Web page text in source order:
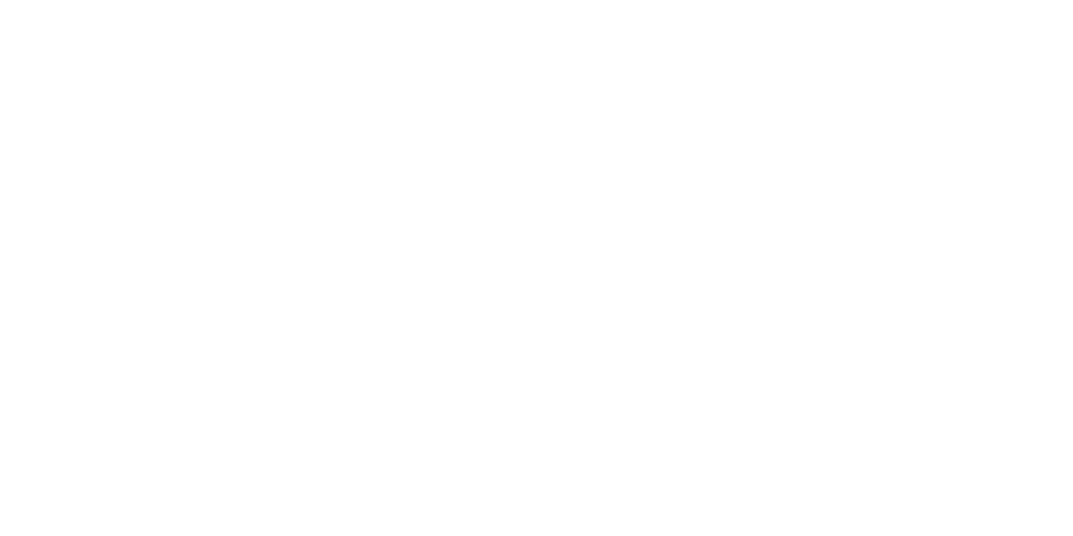
moet het regelmatig
stevig op, kneed je het
chemisch gereinigd
op een rek. De hoes
gestreken.
kun je hondenharen
van je stofzuiger.
doek op de vlek en
Herhaal het proces